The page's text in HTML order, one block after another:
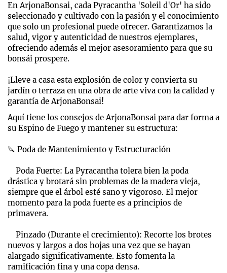
En ArjonaBonsai, cada Pyracantha 'Soleil d'Or' ha sido
seleccionado y cultivado con la pasión y el conocimiento
que solo un profesional puede ofrecer. Garantizamos la
salud, vigor y autenticidad de nuestros ejemplares,
ofreciendo además el mejor asesoramiento para que su
bonsái prospere.
¡Lleve a casa esta explosión de color y convierta su
jardín o terraza en una obra de arte viva con la calidad y
garantía de ArjonaBonsai!
Aquí tiene los consejos de ArjonaBonsai para dar forma a
su Espino de Fuego y mantener su estructura:
🔪 Poda de Mantenimiento y Estructuración
Poda Fuerte: La Pyracantha tolera bien la poda
drástica y brotará sin problemas de la madera vieja,
siempre que el árbol esté sano y vigoroso. El mejor
momento para la poda fuerte es a principios de
primavera.
Pinzado (Durante el crecimiento): Recorte los brotes
nuevos y largos a dos hojas una vez que se hayan
alargado significativamente. Esto fomenta la
ramificación fina y una copa densa.